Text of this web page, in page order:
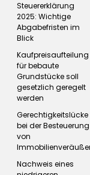
Steuererklärung
2025: Wichtige
Abgabefristen im
Blick
Kaufpreisaufteilung
für bebaute
Grundstücke soll
gesetzlich geregelt
werden
Gerechtigkeitslücke
bei der Besteuerung
von
Nachweis eines